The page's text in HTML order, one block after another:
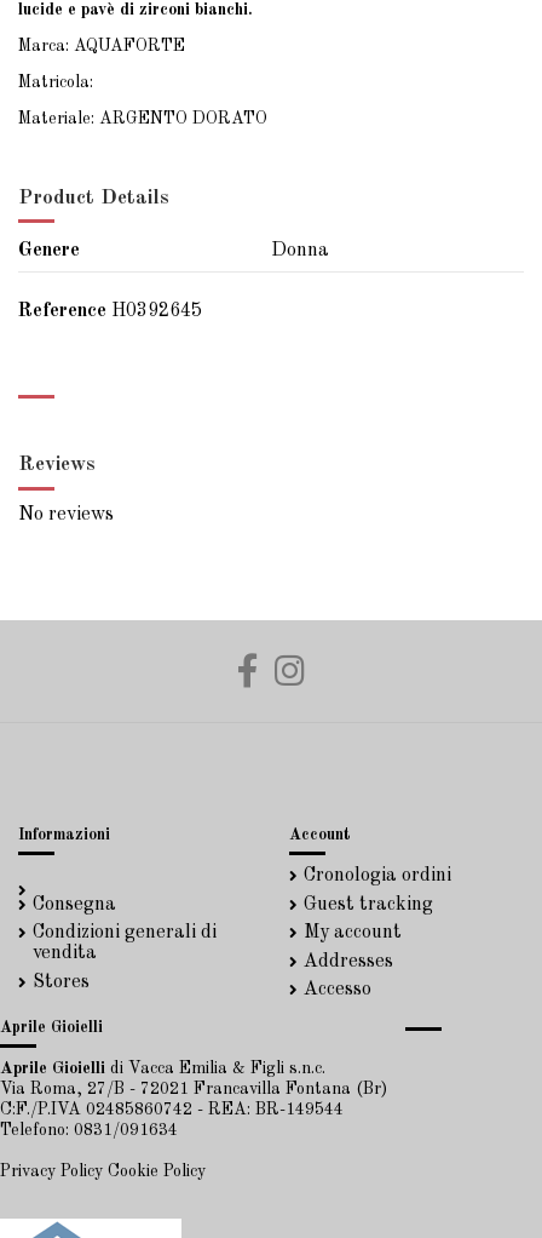
lucide e pavè di zirconi bianchi.
Marca: AQUAFORTE
Matricola:
Materiale: ARGENTO DORATO
Product Details
Genere Donna
Reference H0392645
Reviews
No reviews
Informazioni
Consegna
Condizioni generali di
vendita
Stores
Account
Cronologia ordini
Guest tracking
My account
Addresses
Accesso
Aprile Gioielli
Aprile Gioielli di Vacca Emilia & Figli s.n.c.
Via Roma, 27/B - 72021 Francavilla Fontana (Br)
C:F./P.IVA 02485860742 - REA: BR-149544
Telefono: 0831/091634
Privacy Policy Cookie Policy